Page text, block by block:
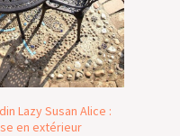
Lazy Susan Alice :
en extérieur